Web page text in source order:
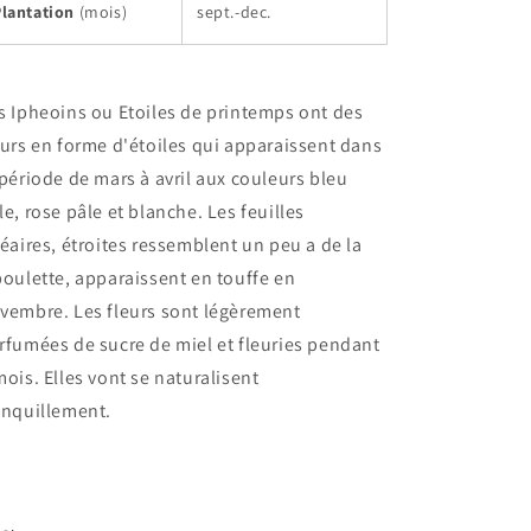
(mois) sept.-dec.
Ipheoins ou Etoiles de printemps ont des
en forme d'étoiles qui apparaissent dans
de mars à avril aux couleurs bleu
rose pâle et blanche. Les feuilles
étroites ressemblent un peu a de la
apparaissent en touffe en
Les fleurs sont légèrement
de sucre de miel et fleuries pendant
Elles vont se naturalisent